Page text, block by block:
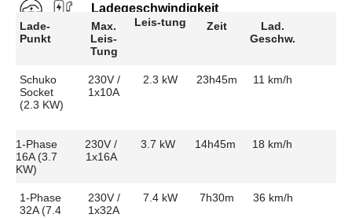
Ladegeschwindigkeit
Lade-
Punkt
Max.
Leis-
Tung
Leis-tung Zeit
Lad.
Geschw.
Schuko
Socket
(2.3 KW)
230V /
1x10A
2.3 kW 23h45m 11 km/h
1-Phase
16A (3.7
KW)
230V /
1x16A
3.7 kW 14h45m 18 km/h
1-Phase
32A (7.4
230V /
1x32A
7.4 kW 7h30m 36 km/h